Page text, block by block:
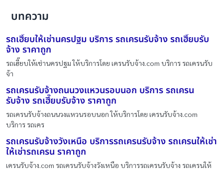
บทความ
รถเฮี๊ยบให้เช่านครปฐม บริการ รถเครนรับจ้าง รถเฮี๊ยบรับ
จ้าง ราคาถูก
รถเฮี๊ยบให้เช่านครปฐม ให้บริการโดย เครนรับจ้าง.com บริการ รถเครนรับ
จ้า
รถเครนรับจ้างถนนวงแหวนรอบนอก บริการ รถเครน
รับจ้าง รถเฮี๊ยบรับจ้าง ราคาถูก
รถเครนรับจ้างถนนวงแหวนรอบนอก ให้บริการโดย เครนรับจ้าง.com
บริการ รถเคร
รถเครนรับจ้างวังเหนือ บริการรถเครนรับจ้าง รถเครนให้เช่า
ให้เช่ารถเครน ราคาถูก
เครนรับจ้าง.com รถเครนรับจ้างวังเหนือ บริการรถเครนรับจ้าง รถเครนให้